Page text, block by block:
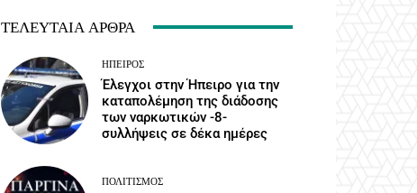
ΤΕΛΕΥΤΑΊΑ ΆΡΘΡΑ
ΉΠΕΙΡΟΣ
Έλεγχοι στην Ήπειρο για την
καταπολέμηση της διάδοσης
των ναρκωτικών -8-
συλλήψεις σε δέκα ημέρες
ΠΟΛΙΤΙΣΜΌΣ